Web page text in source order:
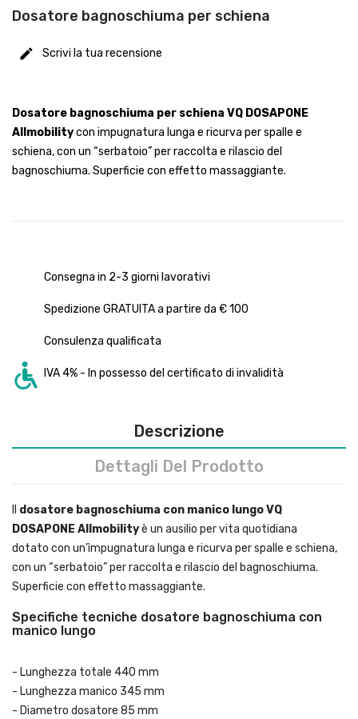
Dosatore bagnoschiuma per schiena
Scrivi la tua recensione
Dosatore bagnoschiuma per schiena VQ DOSAPONE
Allmobilitycon impugnatura lunga e ricurva per spalle e
schiena, con un “serbatoio” per raccolta e rilascio del
bagnoschiuma. Superficie con effetto massaggiante.
Consegna in 2-3 giorni lavorativi
Spedizione GRATUITA a partire da € 100
Consulenza qualificata
IVA 4% - In possesso del certificato di invalidità
Descrizione
Dettagli Del Prodotto
dosatore bagnoschiuma con manico lungo VQ
DOSAPONE Allmobilityè un ausilio per vita quotidiana
dotato con un'ìmpugnatura lunga e ricurva per spalle e schiena,
con un “serbatoio” per raccolta e rilascio del bagnoschiuma.
Superficie con effetto massaggiante.
Specifiche tecniche dosatore bagnoschiuma con
manico lungo
- Lunghezza totale 440 mm
- Lunghezza manico 345 mm
- Diametro dosatore 85 mm